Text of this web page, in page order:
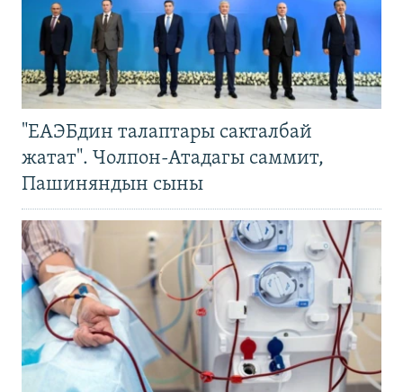
"ЕАЭБдин талаптары сакталбай
жатат". Чолпон-Атадагы саммит,
Пашиняндын сыны